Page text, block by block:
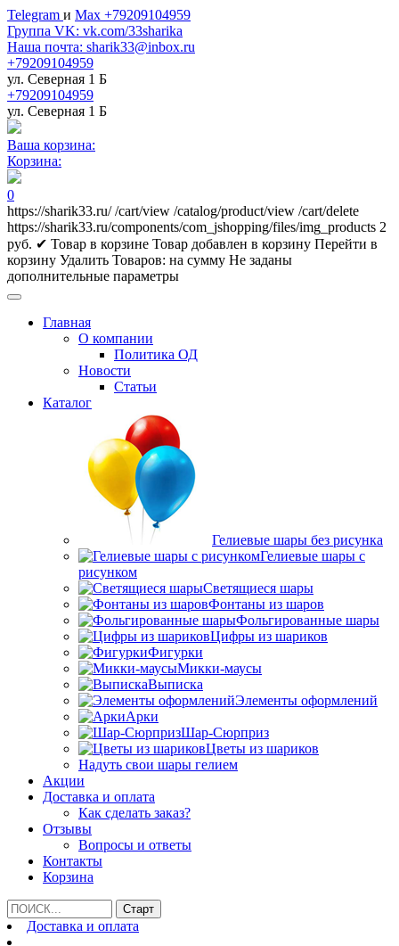
Telegram и Max +79209104959
Группа VK: vk.com/33sharika
Наша почта: sharik33@inbox.ru
+79209104959
ул. Северная 1 Б
+79209104959
ул. Северная 1 Б
Ваша корзина:
Корзина:
0
https://sharik33.ru/ /cart/view /catalog/product/view /cart/delete
https://sharik33.ru/components/com_jshopping/files/img_products 2
руб. ✔ Товар в корзине Товар добавлен в корзину Перейти в
корзину Удалить Товаров: на сумму Не заданы
дополнительные параметры
Главная
О компании
Политика ОД
Новости
Статьи
Каталог
Гелиевые шары без рисунка
Гелиевые шары с
рисунком
Светящиеся шары
Фонтаны из шаров
Фольгированные шары
Цифры из шариков
Фигурки
Микки-маусы
Выписка
Элементы оформлений
Арки
Шар-Сюрприз
Цветы из шариков
Надуть свои шары гелием
Акции
Доставка и оплата
Как сделать заказ?
Отзывы
Вопросы и ответы
Контакты
Корзина
Доставка и оплата